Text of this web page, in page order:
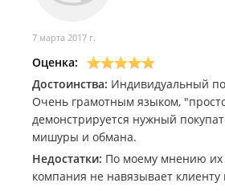
7 марта 2017 г.
Оценка:
Достоинства: Индивидуальный
Очень грамотным языком,
демонстрируется нужный
мишуры и обмана.
Недостатки: По моему мнению их
компания не навязывает